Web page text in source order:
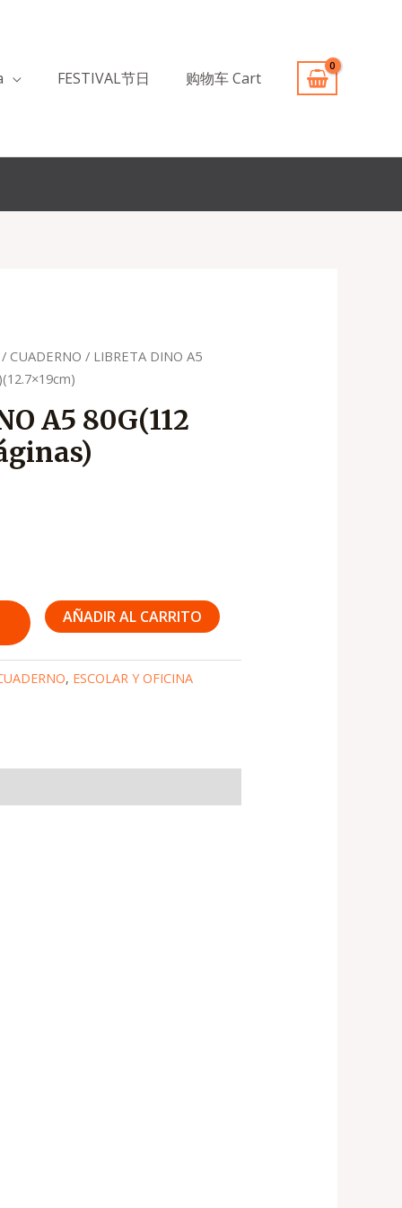
FESTIVAL节日 购物车 Cart
CUADERNO / LIBRETA DINO A5
A5 80G(112
AÑADIR AL CARRITO
, ESCOLAR Y OFICINA